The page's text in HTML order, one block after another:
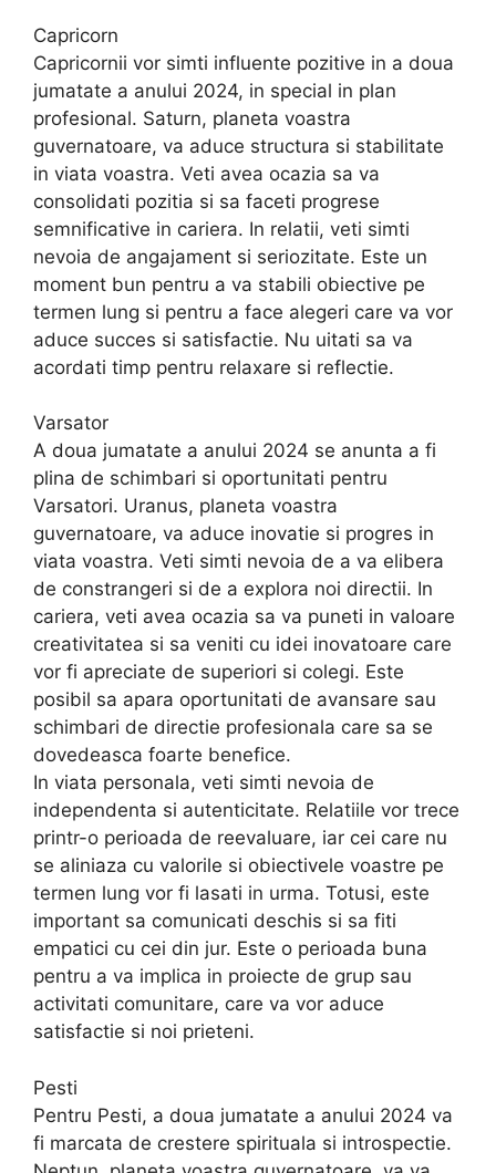
Capricorn
Capricornii vor simti influente pozitive in a doua
jumatate a anului 2024, in special in plan
profesional. Saturn, planeta voastra
guvernatoare, va aduce structura si stabilitate
in viata voastra. Veti avea ocazia sa va
consolidati pozitia si sa faceti progrese
semnificative in cariera. In relatii, veti simti
nevoia de angajament si seriozitate. Este un
moment bun pentru a va stabili obiective pe
termen lung si pentru a face alegeri care va vor
aduce succes si satisfactie. Nu uitati sa va
acordati timp pentru relaxare si reflectie.
Varsator
A doua jumatate a anului 2024 se anunta a fi
plina de schimbari si oportunitati pentru
Varsatori. Uranus, planeta voastra
guvernatoare, va aduce inovatie si progres in
viata voastra. Veti simti nevoia de a va elibera
de constrangeri si de a explora noi directii. In
cariera, veti avea ocazia sa va puneti in valoare
creativitatea si sa veniti cu idei inovatoare care
vor fi apreciate de superiori si colegi. Este
posibil sa apara oportunitati de avansare sau
schimbari de directie profesionala care sa se
dovedeasca foarte benefice.
In viata personala, veti simti nevoia de
independenta si autenticitate. Relatiile vor trece
printr-o perioada de reevaluare, iar cei care nu
se aliniaza cu valorile si obiectivele voastre pe
termen lung vor fi lasati in urma. Totusi, este
important sa comunicati deschis si sa fiti
empatici cu cei din jur. Este o perioada buna
pentru a va implica in proiecte de grup sau
activitati comunitare, care va vor aduce
satisfactie si noi prieteni.
Pesti
Pentru Pesti, a doua jumatate a anului 2024 va
fi marcata de crestere spirituala si introspectie.